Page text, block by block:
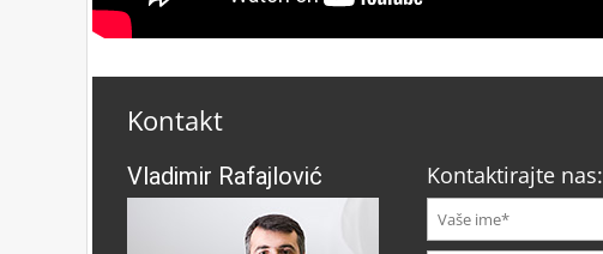
Kontakt
Vladimir Rafajlović Kontaktirajte nas: